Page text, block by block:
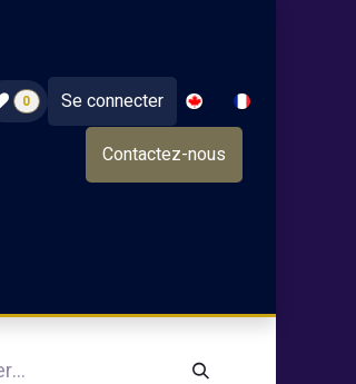
0
Se connecter
Contactez-nous